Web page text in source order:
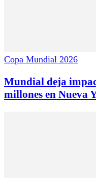
Copa Mundial 2026
Mundial deja
millones en Nueva